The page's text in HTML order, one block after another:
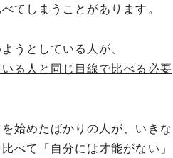
てしまうことがあります。
うとしている人が、
る人と同じ目線で比べる必要
始めたばかりの人が、いきな
べて「自分には才能がない」